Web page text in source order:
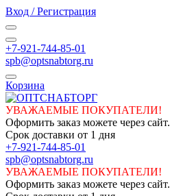
Вход / Регистрация
+7-921-744-85-01
spb@optsnabtorg.ru
Корзина
УВАЖАЕМЫЕ ПОКУПАТЕЛИ!
Оформить заказ можете через сайт.
Срок доставки от 1 дня
+7-921-744-85-01
spb@optsnabtorg.ru
УВАЖАЕМЫЕ ПОКУПАТЕЛИ!
Оформить заказ можете через сайт.